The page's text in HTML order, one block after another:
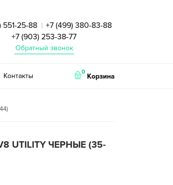
551-25-88 | +7 (499) 380-83-88
+7 (903) 253-38-77
Обратный звонок
Контакты 0
Корзина
UTILITY ЧЕРНЫЕ (35-